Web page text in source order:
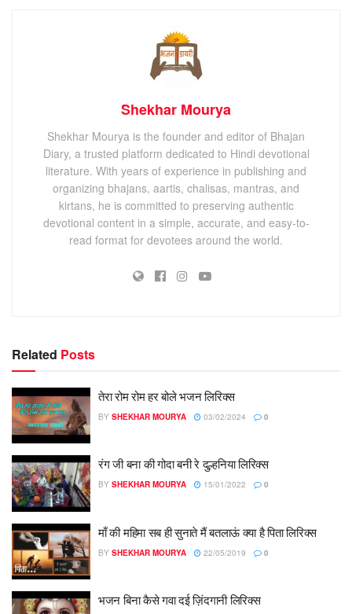
Shekhar Mourya
Shekhar Mourya is the founder and editor of Bhajan
Diary, a trusted platform dedicated to Hindi devotional
literature. With years of experience in publishing and
organizing bhajans, aartis, chalisas, mantras, and
kirtans, he is committed to preserving authentic
devotional content in a simple, accurate, and easy-to-
read format for devotees around the world.
Related Posts
तेरा रोम रोम हर बोले भजन लिरिक्स
BY SHEKHAR MOURYA 03/02/2024 0
रंग जी बना की गोदा बनी रे दुल्हनिया लिरिक्स
BY SHEKHAR MOURYA 15/01/2022 0
माँ की महिमा सब ही सुनाते मैं बतलाऊं क्या है पिता लिरिक्स
BY SHEKHAR MOURYA 22/05/2019 0
भजन बिना कैसे गवा दई ज़िंदगानी लिरिक्स